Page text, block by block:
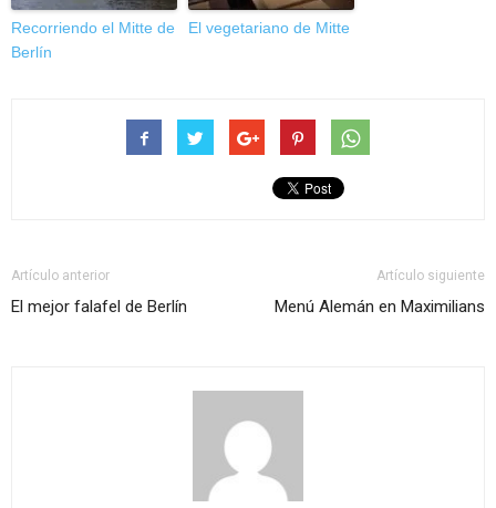
Recorriendo el Mitte de
Berlín
El vegetariano de Mitte
Artículo anterior
El mejor falafel de Berlín
Artículo siguiente
Menú Alemán en Maximilians